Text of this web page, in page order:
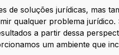
de soluções jurídicas, mas
qualquer problema
a partir dessa
um ambiente que